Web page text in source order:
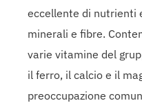
eccellente di nutrienti
minerali e fibre.
varie vitamine del
il ferro, il calcio e il
preoccupazione